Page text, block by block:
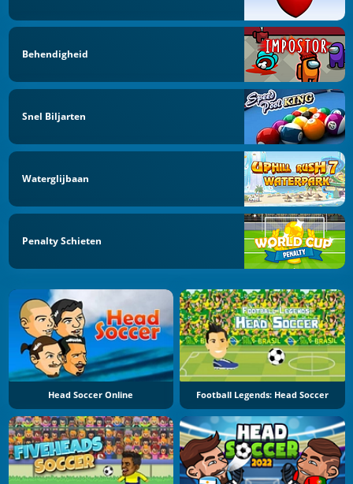
Behendigheid
Snel Biljarten
Waterglijbaan
Penalty Schieten
Head Soccer Online Football Legends: Head Soccer